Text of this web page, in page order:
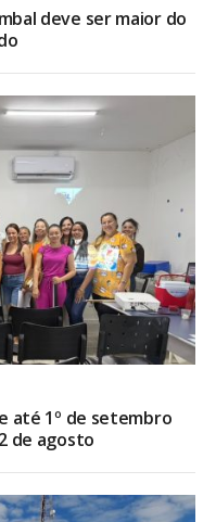
deve ser maior do
até 1º de setembro
de agosto